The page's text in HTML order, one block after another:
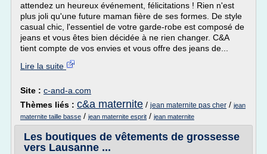
attendez un heureux événement, félicitations ! Rien n'est
plus joli qu'une future maman fière de ses formes. De style
casual chic, l'essentiel de votre garde-robe est composé de
jeans et vous êtes bien décidée à ne rien changer. C&A
tient compte de vos envies et vous offre des jeans de...
Lire la suite
Site : c-and-a.com
Thèmes liés : c&a maternite / jean maternite pas cher / jean
maternite taille basse / jean maternite esprit / jean maternite
Les boutiques de vêtements de grossesse
vers Lausanne ...